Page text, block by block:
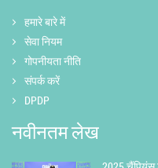
हमारे बारे में
सेवा नियम
गोपनीयता नीति
संपर्क करें
DPDP
नवीनतम लेख